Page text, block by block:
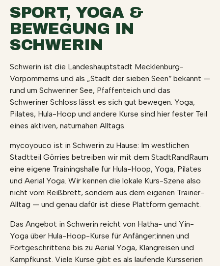
SPORT, YOGA &
BEWEGUNG IN
SCHWERIN
Schwerin ist die Landeshauptstadt Mecklenburg-
Vorpommerns und als „Stadt der sieben Seen“ bekannt —
rund um Schweriner See, Pfaffenteich und das
Schweriner Schloss lässt es sich gut bewegen. Yoga,
Pilates, Hula-Hoop und andere Kurse sind hier fester Teil
eines aktiven, naturnahen Alltags.
mycoyouco ist in Schwerin zu Hause: Im westlichen
Stadtteil Görries betreiben wir mit dem StadtRandRaum
eine eigene Trainingshalle für Hula-Hoop, Yoga, Pilates
und Aerial Yoga. Wir kennen die lokale Kurs-Szene also
nicht vom Reißbrett, sondern aus dem eigenen Trainer-
Alltag — und genau dafür ist diese Plattform gemacht.
Das Angebot in Schwerin reicht von Hatha- und Yin-
Yoga über Hula-Hoop-Kurse für Anfänger:innen und
Fortgeschrittene bis zu Aerial Yoga, Klangreisen und
Kampfkunst. Viele Kurse gibt es als laufende Kursserien